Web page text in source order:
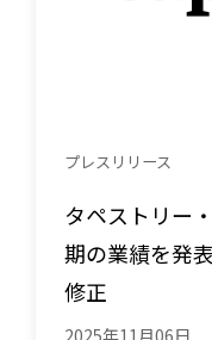
プレスリリース
タペストリー
期の業績を発
修正
2025年11月06日